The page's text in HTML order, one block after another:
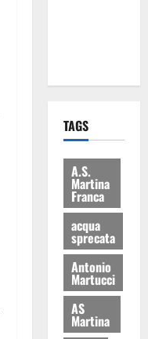
TAGS
A.S.
Martina
Franca
acqua
sprecata
Antonio
Martucci
AS
Martina